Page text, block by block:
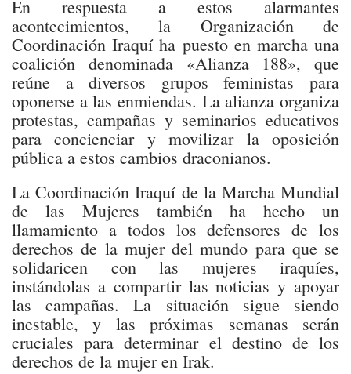
En respuesta a estos alarmantes
acontecimientos, la Organización de
Coordinación Iraquí ha puesto en marcha una
coalición denominada «Alianza 188», que
reúne a diversos grupos feministas para
oponerse a las enmiendas. La alianza organiza
protestas, campañas y seminarios educativos
para concienciar y movilizar la oposición
pública a estos cambios draconianos.
La Coordinación Iraquí de la Marcha Mundial
de las Mujeres también ha hecho un
llamamiento a todos los defensores de los
derechos de la mujer del mundo para que se
solidaricen con las mujeres iraquíes,
instándolas a compartir las noticias y apoyar
las campañas. La situación sigue siendo
inestable, y las próximas semanas serán
cruciales para determinar el destino de los
derechos de la mujer en Irak.